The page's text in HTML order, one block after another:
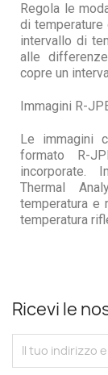
Regola le
di temperature
intervallo di
alle
copre un
Immagini R-
Le immagini
formato R-
incorporate.
Thermal
temperatura e
temperatura
Ricevi le